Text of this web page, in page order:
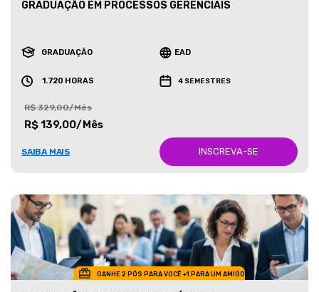
GRADUAÇÃO EM PROCESSOS GERENCIAIS
GRADUAÇÃO EAD
1.720 HORAS 4 SEMESTRES
R$ 329,00/Mês
R$ 139,00/Mês
SAIBA MAIS INSCREVA-SE
GANHE 2 PÓS PARA VOCÊ +1 PARA UM AMIGO